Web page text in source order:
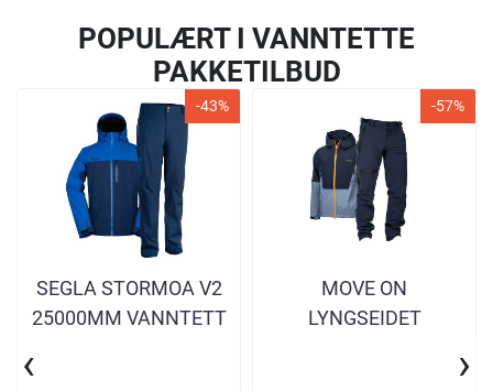
POPULÆRT I VANNTETTE
PAKKETILBUD
-43%
SEGLA STORMOA V2
25000MM VANNTETT
-57%
MOVE ON
LYNGSEIDET
‹ ›